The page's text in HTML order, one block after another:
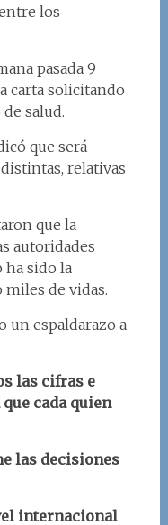
los
pasada 9
carta solicitando
salud.
que será
relativas
que la
autoridades
ha sido la
miles de vidas.
un espaldarazo a
las cifras e
cada quien
las decisiones
internacional